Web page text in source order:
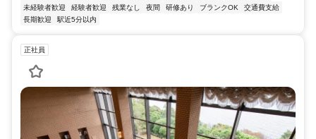
未経験者歓迎
経験者歓迎 残業なし 夜間 研修あり ブランクOK
交通費支給
長期歓迎
駅近5分以内
正社員